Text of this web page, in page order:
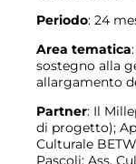
Periodo: 24
Area tematica
sostegno alla
allargamento
Partner: Il
di progetto);
Culturale
Pascoli; Ass.